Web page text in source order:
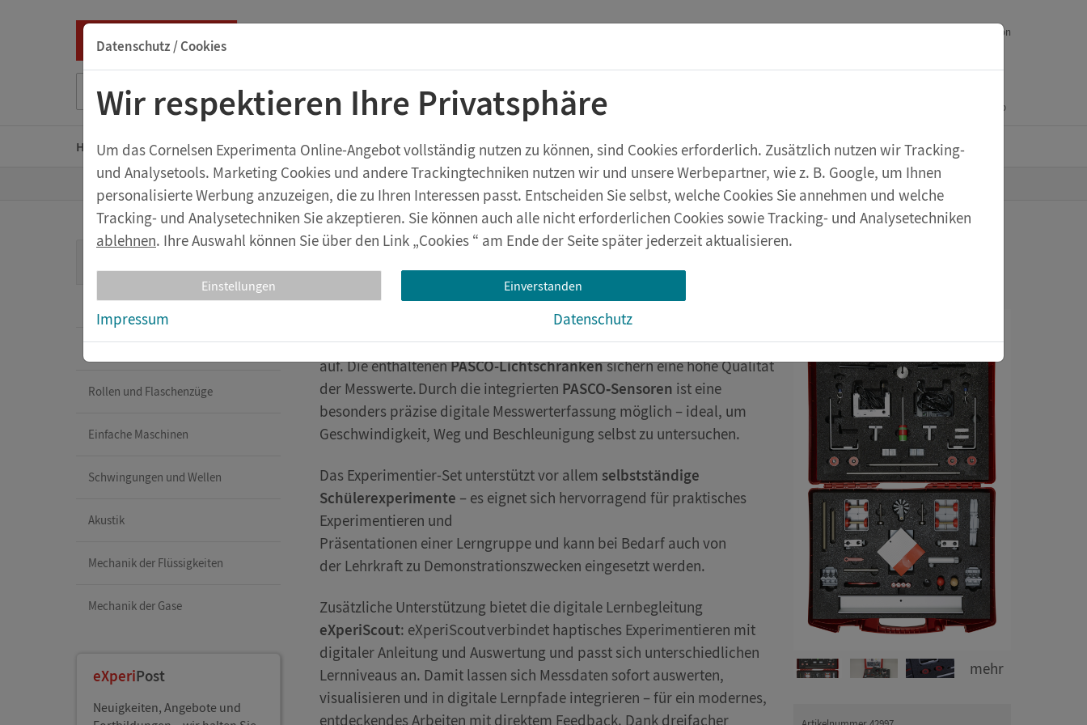
Datenschutz / Cookies
Wir respektieren Ihre Privatsphäre
Um das Cornelsen Experimenta Online-Angebot vollständig nutzen zu können, sind Cookies erforderlich. Zusätzlich nutzen wir Tracking-
und Analysetools. Marketing Cookies und andere Trackingtechniken nutzen wir und unsere Werbepartner, wie z. B. Google, um Ihnen
personalisierte Werbung anzuzeigen, die zu Ihren Interessen passt. Entscheiden Sie selbst, welche Cookies Sie annehmen und welche
Tracking- und Analysetechniken Sie akzeptieren. Sie können auch alle nicht erforderlichen Cookies sowie Tracking- und Analysetechniken
ablehnen. Ihre Auswahl können Sie über den Link „Cookies “ am Ende der Seite später jederzeit aktualisieren.
Einstellungen Einverstanden
Impressum Datenschutz
English version
Warenkorb
Home Kindergarten Grundschule Sekundarstufe Geräte & Zubehör eXperiBot Lehrwerksversuche eXperiScout
Z
u
S
t
a
i
e
Shop
Rollen und Flaschenzüge
Einfache Maschinen
Schwingungen und Wellen
Akustik
Mechanik der Flüssigkeiten
Mechanik der Gase
eXperiPost
Neuigkeiten, Angebote und
Experimente zur Dynamik mit Pasco-Sensoren
Experimentier-Set Dynamik 2.0
Dynamik 2.0bereitet die
Messwerterfassungfürlehrplanrelevante Themenschülergerecht
auf. Die enthaltenenPASCO-Lichtschrankensichern eine hohe Qualität
der Messwerte.Durch die integrierten PASCO‑Sensoren ist eine
besonders präzise digitale Messwerterfassung möglich – ideal, um
Geschwindigkeit, Weg und Beschleunigung selbst zu untersuchen.
Das Experimentier-Set unterstützt vor allem selbstständige
Schülerexperimente – es eignet sich hervorragend für praktisches
Experimentieren und
Präsentationen einer Lerngruppe und kann bei Bedarf auch von
der Lehrkraft zu Demonstrationszwecken eingesetzt werden.
Zusätzliche Unterstützung bietet die digitale Lernbegleitung
eXperiScout: eXperiScoutverbindet haptisches Experimentieren mit
digitaler Anleitung und Auswertung und passt sich unterschiedlichen
Lernniveaus an. Damit lassen sich Messdaten sofort auswerten,
visualisieren und in digitale Lernpfade integrieren – für ein modernes,
entdeckendes Arbeiten mit direktem Feedback. Dank dreifacher
mehr